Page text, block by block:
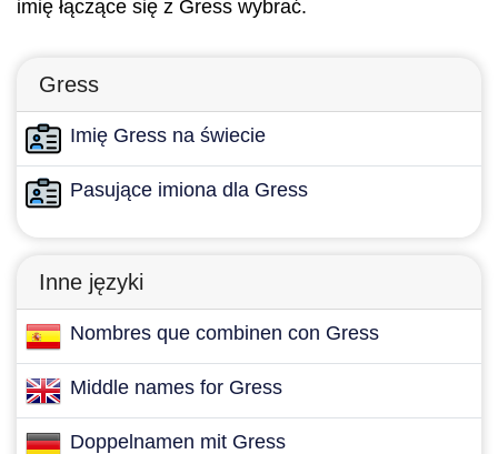
imię łączące się z Gress wybrać.
Gress
Imię Gress na świecie
Pasujące imiona dla Gress
Inne języki
Nombres que combinen con Gress
Middle names for Gress
Doppelnamen mit Gress